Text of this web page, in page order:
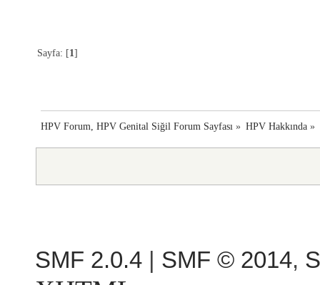
Sayfa: [1]
HPV Forum, HPV Genital Siğil Forum Sayfası » HPV Hakkında»
SMF 2.0.4 | SMF © 2014,